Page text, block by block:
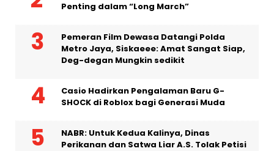
Penting dalam “Long March”
Pemeran Film Dewasa Datangi Polda
Deg-degan Mungkin sedikit
SHOCK di Roblox bagi Generasi Muda